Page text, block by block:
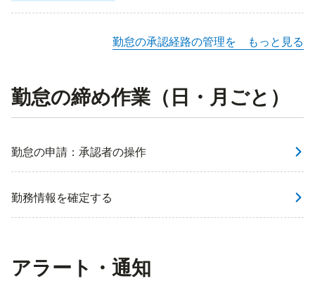
勤怠の承認経路の管理を もっと見る
勤怠の締め作業（日・月ごと）
勤怠の申請：承認者の操作
勤務情報を確定する
アラート・通知